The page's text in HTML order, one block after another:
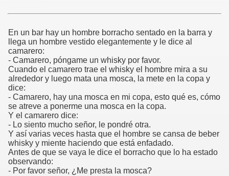
align:left;}.hed2{text-align:center;color:white;font-
weight:bold;margin:20px auto;text-align:center;padding-
bottom:10px;}.pag a{text-decoration:none;border:solid 1px
#aaa;color:#555;}.pag a,.pag span{display:inline;padding:.3em
.5em;margin-right:5px;margin-bottom:5px;}.pag
.current{background:#555;color:#fff;border:solid 1px #333;}.pag
.current.prev,.pag .current.next{color:#999;border-
color:#000;color:#E3E3E3;}.bt2{padding:5px;}.ver1{font-
family:serif;text-align:center;}.ver2{font-size:120%;font-family:sans-
serif;text-align:center;padding-bottom:10px;padding-
top:5px;}.ver3{text-align:left;padding-right:5px;}.tagcloud{font:bold
100% 'Verdana';text-align:center;padding-top:20px;padding-
bottom:20px;}.tagcloud a{color:#a0a0a0;text-
decoration:none;}.tf1{font-size:90%;}.tf2{font-size:125%;}.tf3{font-
size:160%;}.tf4{font-size:220%;}.tf5{font-size:300%;}
En un bar hay un hombre borracho sentado en la barra y
llega un hombre vestido elegantemente y le dice al
camarero:
- Camarero, póngame un whisky por favor.
Cuando el camarero trae el whisky el hombre mira a su
alrededor y luego mata una mosca, la mete en la copa y
dice:
- Camarero, hay una mosca en mi copa, esto qué es, cómo
se atreve a ponerme una mosca en la copa.
Y el camarero dice:
- Lo siento mucho señor, le pondré otra.
Y así varias veces hasta que el hombre se cansa de beber
whisky y miente haciendo que está enfadado.
Antes de que se vaya le dice el borracho que lo ha estado
observando:
- Por favor señor, ¿Me presta la mosca?